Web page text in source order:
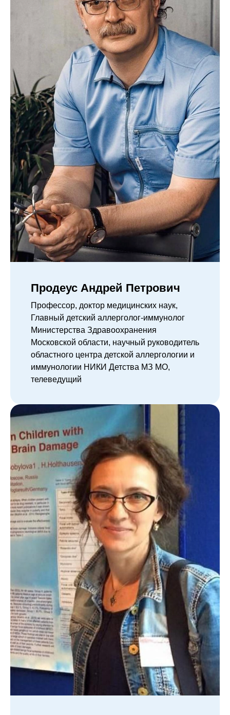
Продеус Андрей Петрович
Профессор, доктор медицинских наук,
Главный детский аллерголог-иммунолог
Министерства Здравоохранения
Московской области, научный руководитель
областного центра детской аллергологии и
иммунологии НИКИ Детства МЗ МО,
телеведущий